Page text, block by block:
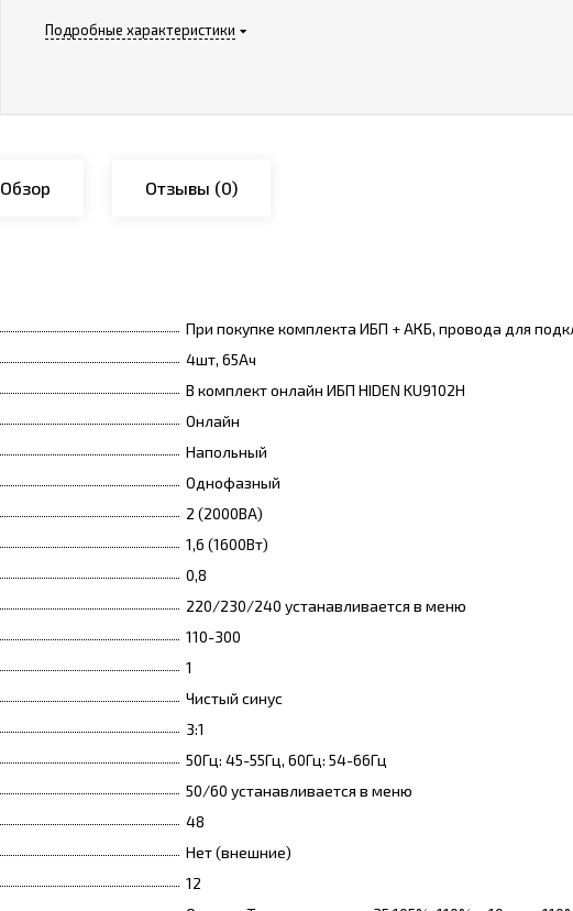
Подробные характеристики
Обзор Отзывы (0)
При покупке комплекта ИБП + АКБ, провода для
4шт, 65Ач
В комплект онлайн ИБП HIDEN KU9102H
Онлайн
Напольный
Однофазный
2 (2000ВА)
1,6 (1600Вт)
0,8
220/230/240 устанавливается в меню
110-300
1
Чистый синус
3:1
50Гц: 45-55Гц, 60Гц: 54-66Гц
50/60 устанавливается в меню
48
Нет (внешние)
12